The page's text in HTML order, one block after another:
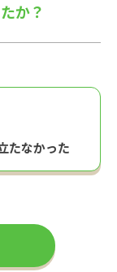
か？
たなかった